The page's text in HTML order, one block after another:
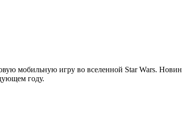
мобильную игру во вселенной Star Wars.
году.